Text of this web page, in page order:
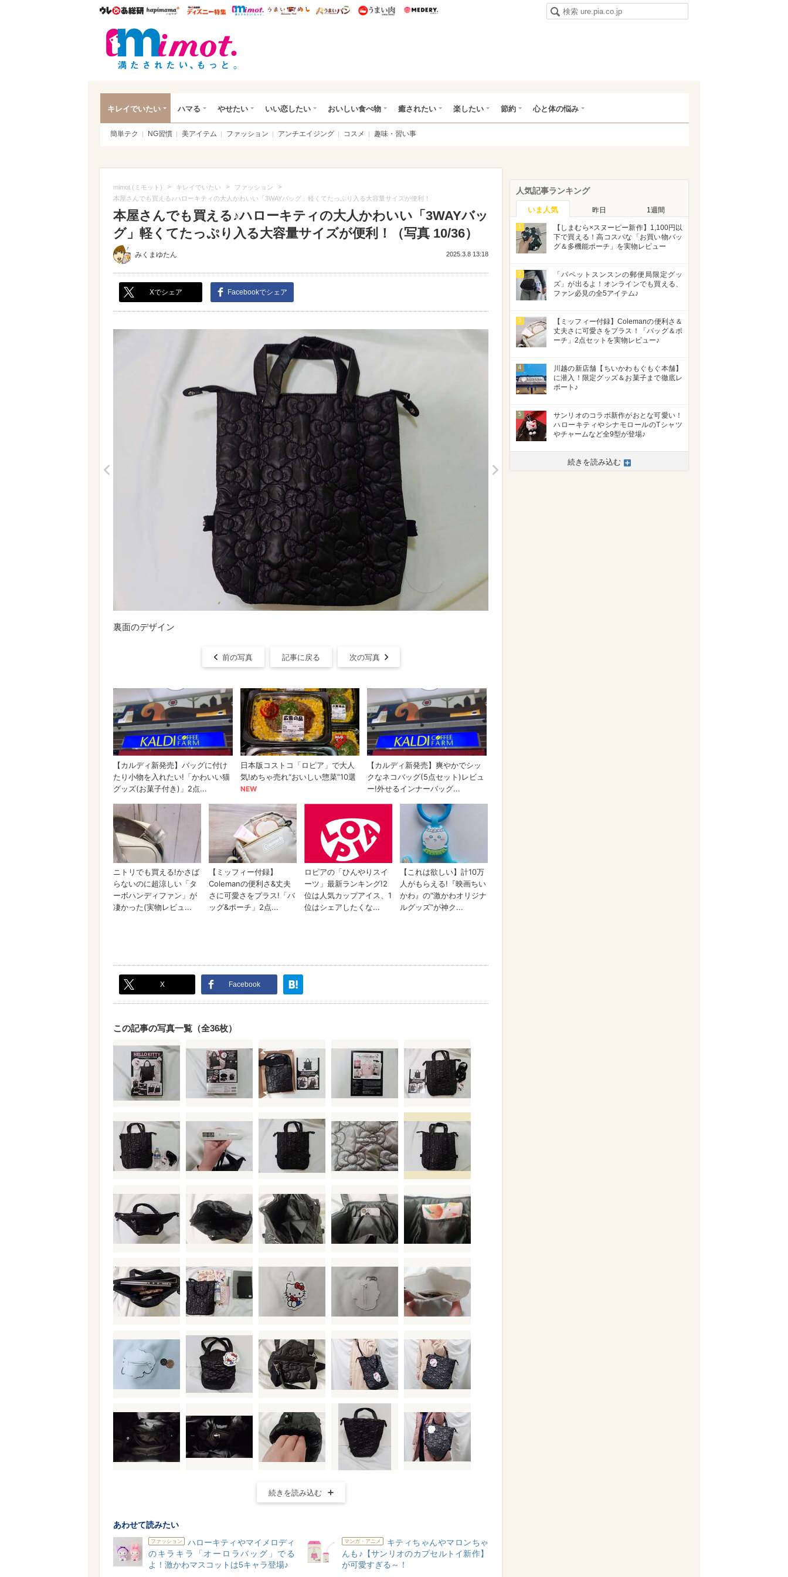
ウレぴあ総研ハピママ* ウレぴあ総研 ディズニー特集
mimot. うまいめし うまいパン うまい肉
キレイでいたい ハマる やせたい いい恋したい おいしい食べ物 癒されたい 楽したい 節約 心と体の悩み
簡単テク NG習慣 美アイテム ファッション アンチエイジング コスメ 趣味・習い事
mimot.(ミモット) > キレイでいたい > ファッション >
本屋さんでも買える♪ハローキティの大人かわいい「3WAYバッグ」軽くてたっぷり入る大容量サイズが便利！
本屋さんでも買える♪ハローキティの大人かわいい「3WAYバッ
グ」軽くてたっぷり入る大容量サイズが便利！（写真 10/36）
みくまゆたん 2025.3.8 13:18
Xでシェア Facebookでシェア
裏面のデザイン
前の写真 記事に戻る 次の写真
X Facebook
この記事の写真一覧（全36枚）
続きを読み込む
あわせて読みたい
ファッション
ハローキティやマイメロディ
のキラキラ「オーロラバッグ」でる
よ！激かわマスコットは5キャラ登場♪
マンガ・アニメ
キティちゃんやマロンちゃ
んも♪【サンリオのカプセルトイ新作】
が可愛すぎる～！
人気記事ランキング
いま人気 昨日 1週間
1
【しまむら×スヌーピー新作】1,100円以
下で買える！高コスパな「お買い物バッ
グ＆多機能ポーチ」を実物レビュー
2
「パペットスンスンの郵便局限定グッ
ズ」が出るよ！オンラインでも買える、
ファン必見の全5アイテム♪
3
【ミッフィー付録】Colemanの便利さ＆
丈夫さに可愛さをプラス！「バッグ＆ポ
ーチ」2点セットを実物レビュー♪
4
川越の新店舗【ちいかわもぐもぐ本舗】
に潜入！限定グッズ＆お菓子まで徹底レ
ポート♪
5
サンリオのコラボ新作がおとな可愛い！
ハローキティやシナモロールのTシャツ
やチャームなど全9型が登場♪
続きを読み込む